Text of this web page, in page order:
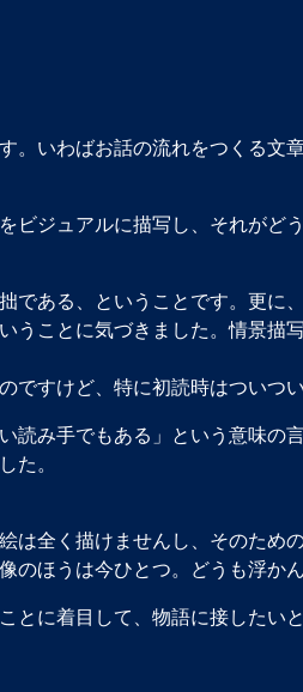
いわばお話の流れをつくる文章
ジュアルに描写し、それがど
ある、ということです。更に
ことに気づきました。情景描
すけど、特に初読時はついつ
み手でもある」という意味の
た。
全く描けませんし、そのため
ほうは今ひとつ。どうも浮か
に着目して、物語に接したいと